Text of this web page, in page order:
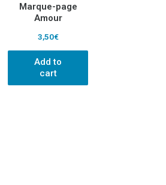
Marque-page
Amour
3,50€
Add to
cart